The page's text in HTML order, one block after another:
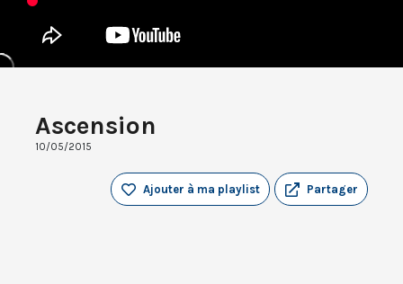
Ascension
10/05/2015
Partager
Ajouter à ma playlist